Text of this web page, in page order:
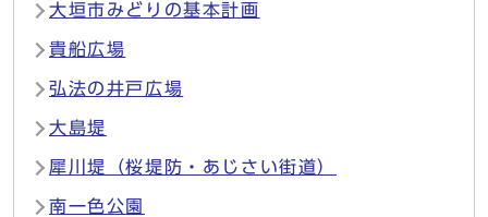
大垣市みどりの基本計画
貴船広場
弘法の井戸広場
大島堤
犀川堤（桜堤防・あじさい街道）
南一色公園